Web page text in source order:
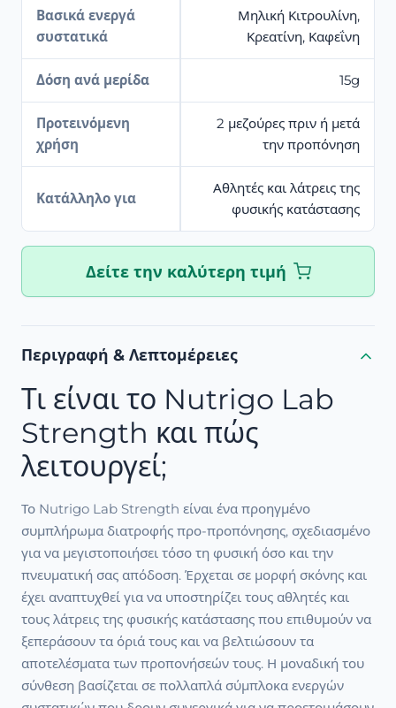
Βασικά ενεργά
συστατικά
Μηλική Κιτρουλίνη,
Κρεατίνη, Καφεΐνη
Δόση ανά μερίδα 15g
Προτεινόμενη
χρήση
2 μεζούρες πριν ή μετά
την προπόνηση
Κατάλληλο για
Αθλητές και λάτρεις της
φυσικής κατάστασης
Δείτε την καλύτερη τιμή
Περιγραφή & Λεπτομέρειες
Τι είναι το Nutrigo Lab
Strength και πώς
λειτουργεί;
Το Nutrigo Lab Strength είναι ένα προηγμένο
συμπλήρωμα διατροφής προ-προπόνησης, σχεδιασμένο
για να μεγιστοποιήσει τόσο τη φυσική όσο και την
πνευματική σας απόδοση. Έρχεται σε μορφή σκόνης και
έχει αναπτυχθεί για να υποστηρίζει τους αθλητές και
τους λάτρεις της φυσικής κατάστασης που επιθυμούν να
ξεπεράσουν τα όριά τους και να βελτιώσουν τα
αποτελέσματα των προπονήσεών τους. Η μοναδική του
σύνθεση βασίζεται σε πολλαπλά σύμπλοκα ενεργών